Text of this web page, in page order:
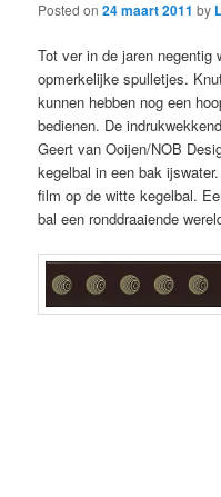
Posted on24 maart 2011 by
Tot ver in de jaren negentig
opmerkelijke spulletjes.
kunnen hebben nog een
bedienen. De
Geert van Ooijen/NOB
kegelbal in een bak
film op de witte kegelbal.
bal een ronddraaiende